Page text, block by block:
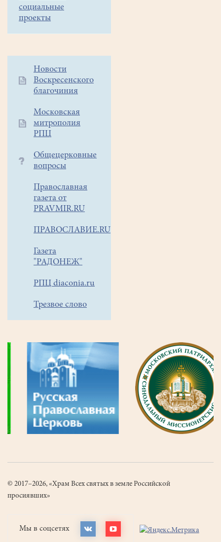
социальные
проекты
Дополнительное
меню
Новости
Воскресенского
благочиния
Московская
митрополия
РПЦ
Общецерковные
вопросы
Православная
газета от
PRAVMIR.RU
ПРАВОСЛАВИЕ.RU
Газета
"РАДОНЕЖ"
РПЦ diaconia.ru
Трезвое слово
© 2017–2026, «Храм Всех святых в земле Российской
просиявших»
Мы в соцсетях